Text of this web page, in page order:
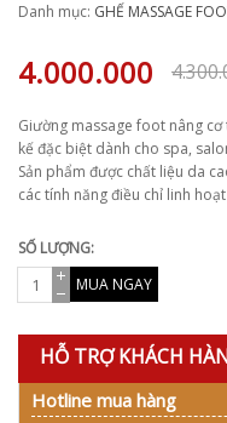
Danh mục: GHẾ MASSAGE
4.000.000
Giường massage foot nâng
kế đặc biệt dành cho spa,
Sản phẩm được chất liệu da
các tính năng điều chỉ linh
SỐ LƯỢNG:
MUA NGAY
HỖ TRỢ KHÁCH
Hotline mua hàng